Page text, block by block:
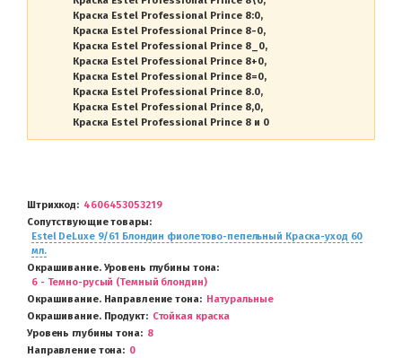
Краска Estel Professional Prince 8:0
Краска Estel Professional Prince 8-0
Краска Estel Professional Prince 8_0
Краска Estel Professional Prince 8+0
Краска Estel Professional Prince 8=0
Краска Estel Professional Prince 8.0
Краска Estel Professional Prince 8,0
Краска Estel Professional Prince 8 и 0
Штрихкод
4606453053219
Сопутствующие товары
Estel DeLuxe 9/61 Блондин фиолетово-пепельный Краска-уход 60
мл.
Окрашивание. Уровень глубины тона
6 - Темно-русый (Темный блондин)
Окрашивание. Направление тона
Натуральные
Окрашивание. Продукт
Стойкая краска
Уровень глубины тона
8
Направление тона
0